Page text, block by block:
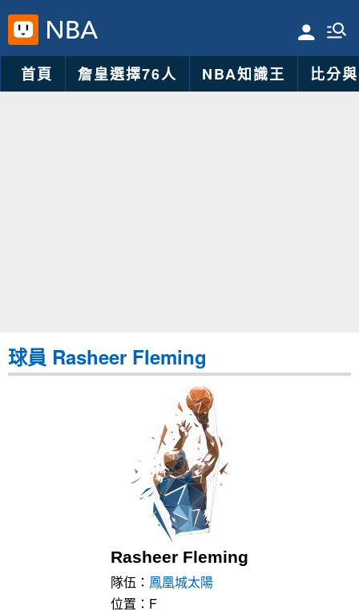
首頁 詹皇選擇76人 NBA知識王 比分
球員 Rasheer Fleming
Rasheer Fleming
隊伍： 鳳凰城太陽
位置：F